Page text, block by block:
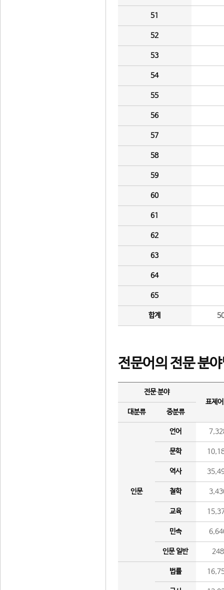
51
52
53
54
55
56
57
58
59
60
61
62
63
64
65
합계
전문어의 전문 분
전문 분야
표제
대분류
중분류
인문
언어
문학
역사
철학
교육
민속
인문 일반 248
법률